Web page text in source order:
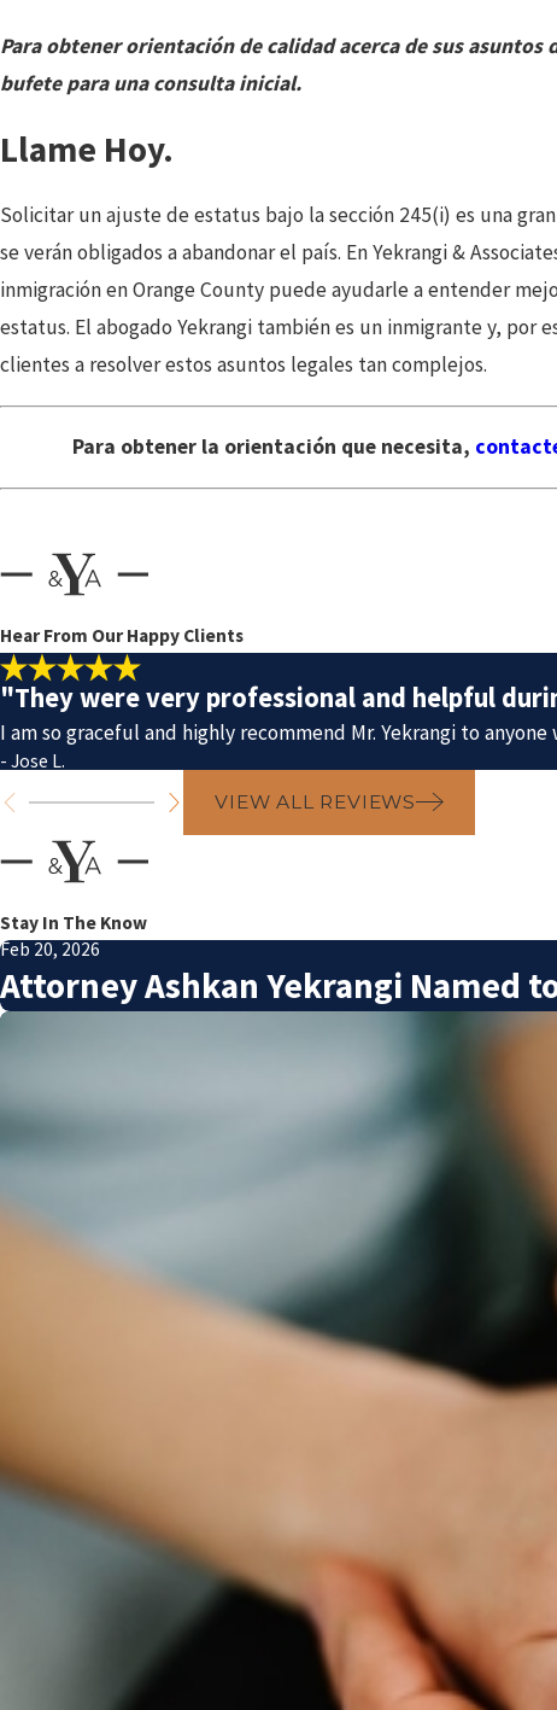
Para obtener orientación de calidad acerca de sus
bufete para una consulta inicial.
Llame Hoy.
Solicitar un ajuste de estatus bajo la sección 245(i) es una
se verán obligados a abandonar el país. En Yekrangi &
inmigración en Orange County puede ayudarle a entender
estatus. El abogado Yekrangi también es un inmigrante y, por
clientes a resolver estos asuntos legales tan complejos.
Para obtener la orientación que necesita,
Hear From Our Happy Clients
"They were very professional and helpful
I am so graceful and highly recommend Mr. Yekrangi to anyone
- Jose L.
VIEW ALL REVIEWS
Stay In The Know
Feb 20, 2026
Attorney Ashkan Yekrangi Named